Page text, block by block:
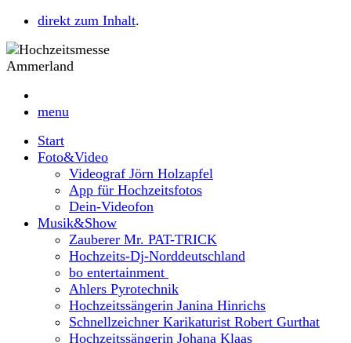
direkt zum Inhalt.
menu
Start
Foto&Video
Videograf Jörn Holzapfel
App für Hochzeitsfotos
Dein-Videofon
Musik&Show
Zauberer Mr. PAT-TRICK
Hochzeits-Dj-Norddeutschland
bo entertainment
Ahlers Pyrotechnik
Hochzeitssängerin Janina Hinrichs
Schnellzeichner Karikaturist Robert Gurthat
Hochzeitssängerin Johana Klaas